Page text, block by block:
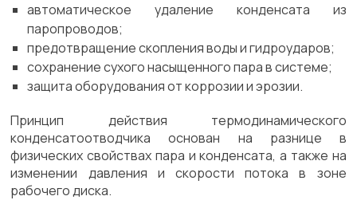
автоматическое удаление конденсата из
паропроводов;
предотвращение скопления воды и гидроударов;
сохранение сухого насыщенного пара в системе;
защита оборудования от коррозии и эрозии.
Принцип действия термодинамического
конденсатоотводчика основан на разнице в
физических свойствах пара и конденсата, а также на
изменении давления и скорости потока в зоне
рабочего диска.